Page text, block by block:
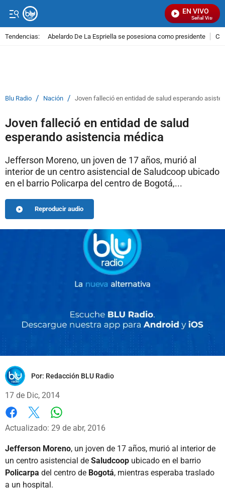
EN VIVO
Señal Visual
Tendencias: Abelardo De La Espriella se posesiona como presidente
Blu Radio / Nación / Joven falleció en entidad de salud esperando
Joven falleció en entidad de salud
esperando asistencia médica
Jefferson Moreno, un joven de 17 años, murió al
interior de un centro asistencial de Saludcoop ubicado
en el barrio Policarpa del centro de Bogotá,...
Reproducir audio
Por: Redacción BLU Radio
17 de Dic, 2014
Facebook
X
Actualizado: 29 de abr, 2016
Jefferson Moreno, un joven de 17 años, murió al interior de
un centro asistencial de Saludcoop ubicado en el barrio
Policarpa del centro de Bogotá, mientras esperaba traslado
a un hospital.